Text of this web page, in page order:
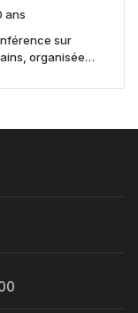
ans
sur
organisée